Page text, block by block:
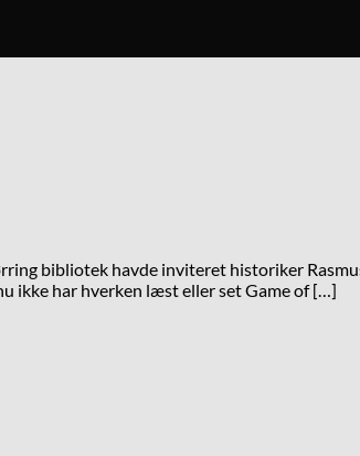
bibliotek havde inviteret historiker
ikke har hverken læst eller set Game of […]